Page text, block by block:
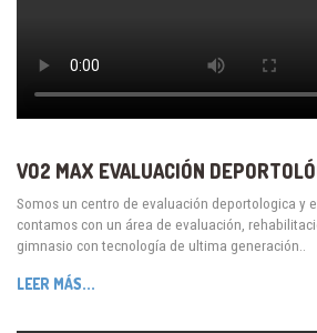
VO2 MAX EVALUACIÓN
Somos un centro de evaluación deportologica y
contamos con un área de evaluación,
gimnasio con tecnología de ultima generación..
LEER MÁS...